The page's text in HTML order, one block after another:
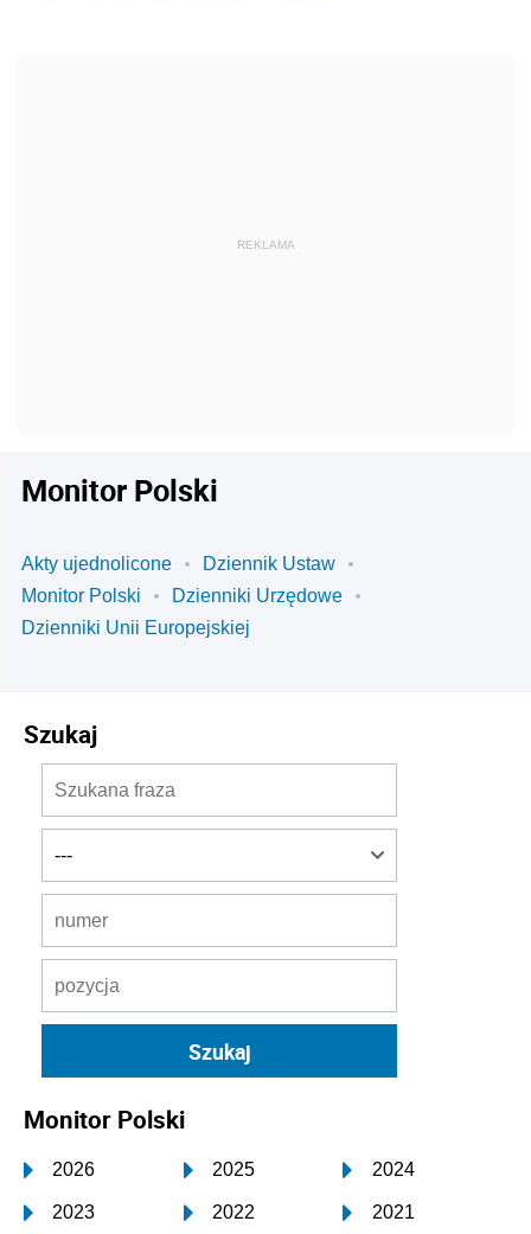
Monitor Polski
Akty ujednolicone
Dziennik Ustaw
Monitor Polski
Dzienniki Urzędowe
Dzienniki Unii Europejskiej
Szukaj
Monitor Polski
2026 2025 2024
2023 2022 2021